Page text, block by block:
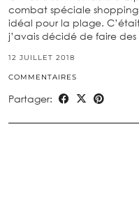
combat spéciale
idéal pour la plage.
j’avais décidé de faire
12 JUILLET 2018
COMMENTAIRES
Partager: